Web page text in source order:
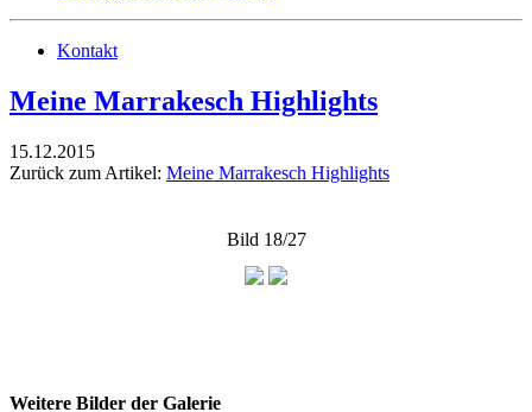
Kontakt
Meine Marrakesch Highlights
15.12.2015
Zurück zum Artikel: Meine Marrakesch Highlights
Bild 18/27
Weitere Bilder der Galerie